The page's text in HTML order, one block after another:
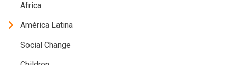
Africa
América Latina
Social Change